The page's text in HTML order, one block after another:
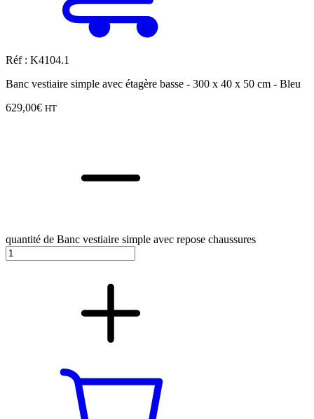
Réf : K4104.1
Banc vestiaire simple avec étagère basse - 300 x 40 x 50 cm - Bleu
629,00€ HT
quantité de Banc vestiaire simple avec repose chaussures